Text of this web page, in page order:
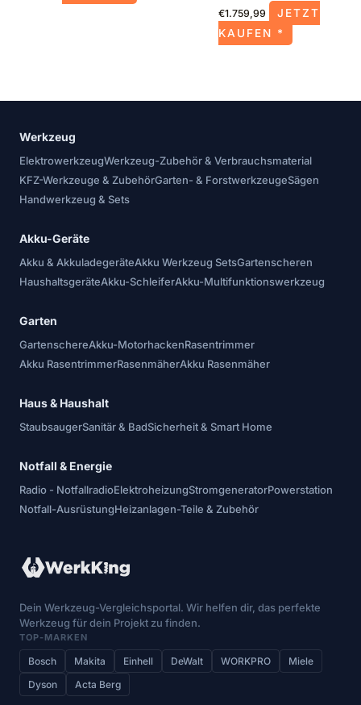
€1.759,99
JETZT
KAUFEN *
Werkzeug
ElektrowerkzeugWerkzeug-Zubehör & Verbrauchsmaterial
KFZ-Werkzeuge & ZubehörGarten- & ForstwerkzeugeSägen
Handwerkzeug & Sets
Akku-Geräte
Akku & AkkuladegeräteAkku Werkzeug SetsGartenscheren
HaushaltsgeräteAkku-SchleiferAkku-Multifunktionswerkzeug
Garten
GartenschereAkku-MotorhackenRasentrimmer
Akku RasentrimmerRasenmäherAkku Rasenmäher
Haus & Haushalt
StaubsaugerSanitär & BadSicherheit & Smart Home
Notfall & Energie
Radio - NotfallradioElektroheizungStromgeneratorPowerstation
Notfall-AusrüstungHeizanlagen-Teile & Zubehör
Dein Werkzeug-Vergleichsportal. Wir helfen dir, das perfekte
Werkzeug für dein Projekt zu finden.
TOP-MARKEN
Bosch Makita Einhell DeWalt WORKPRO
Miele
Dyson
Acta Berg